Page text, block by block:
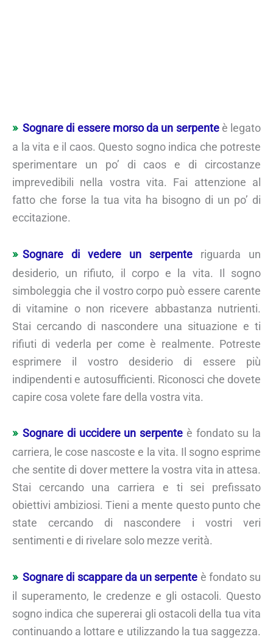
Sognare di essere morso da un serpenteè legato
a la vita e il caos. Questo sogno indica che potreste
sperimentare un po’ di caos e di circostanze
imprevedibili nella vostra vita. Fai attenzione al
fatto che forse la tua vita ha bisogno di un po’ di
eccitazione.
Sognare di vedere un serpente riguarda un
desiderio, un rifiuto, il corpo e la vita. Il sogno
simboleggia che il vostro corpo può essere carente
di vitamine o non ricevere abbastanza nutrienti.
Stai cercando di nascondere una situazione e ti
rifiuti di vederla per come è realmente. Potreste
esprimere il vostro desiderio di essere più
indipendenti e autosufficienti. Riconosci che dovete
capire cosa volete fare della vostra vita.
Sognare di uccidere un serpente è fondato su la
carriera, le cose nascoste e la vita. Il sogno esprime
che sentite di dover mettere la vostra vita in attesa.
Stai cercando una carriera e ti sei prefissato
obiettivi ambiziosi. Tieni a mente questo punto che
state cercando di nascondere i vostri veri
sentimenti e di rivelare solo mezze verità.
Sognare di scappare da un serpente è fondato su
il superamento, le credenze e gli ostacoli. Questo
sogno indica che supererai gli ostacoli della tua vita
continuando a lottare e utilizzando la tua saggezza.